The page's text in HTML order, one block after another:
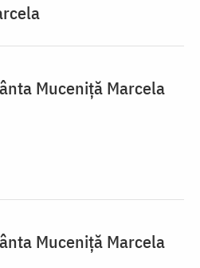
Muceniță Marcela
Muceniță Marcela